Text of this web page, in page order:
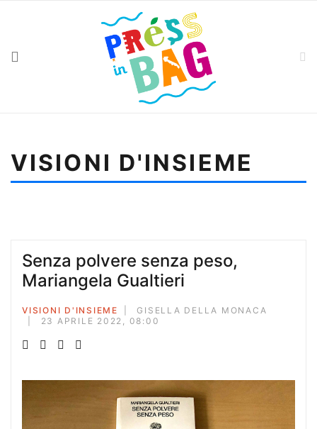
VISIONI D'INSIEME
Senza polvere senza peso,
Mariangela Gualtieri
VISIONI D'INSIEME
GISELLA DELLA MONACA
23 APRILE 2022, 08:00